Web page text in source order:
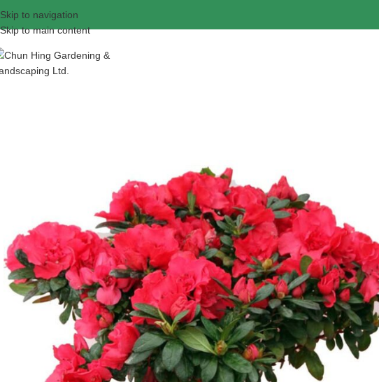
Skip to navigation
Skip to main content